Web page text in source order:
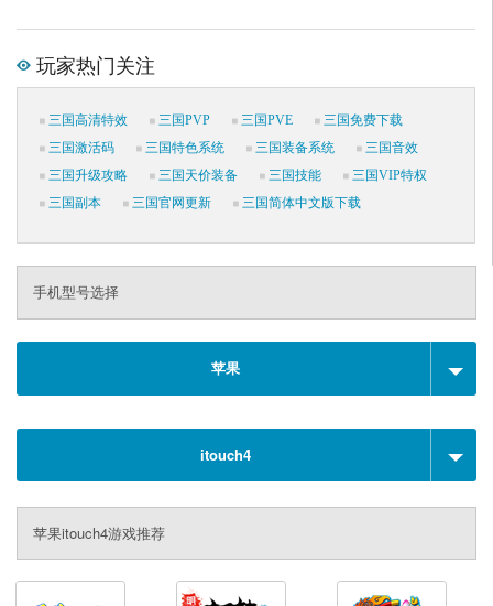
玩家热门关注
三国高清特效 三国PVP 三国PVE
三国免费下载
三国激活码
三国特色系统 三国装备系统
三国音效
三国升级攻略
三国天价装备 三国技能
三国VIP特权
三国副本
三国官网更新 三国简体中文版下载
手机型号选择
苹果
itouch4
苹果itouch4游戏推荐